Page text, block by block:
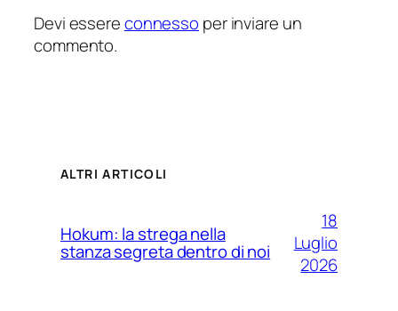
Devi essereconnesso per inviare un
commento.
ALTRI ARTICOLI
Hokum: la strega nella
stanza segreta dentro di noi
18
Luglio
2026